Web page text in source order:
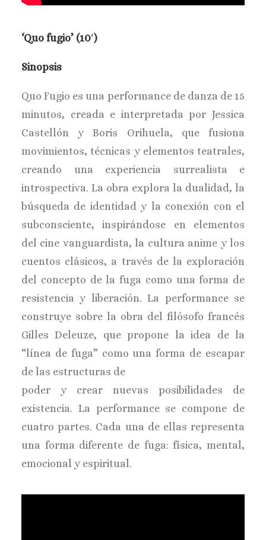
‘Quo fugio’ (10′)
Sinopsis
Quo Fugio es una performance de danza de 15
minutos, creada e interpretada por Jessica
Castellón y Boris Orihuela, que fusiona
movimientos, técnicas y elementos teatrales,
creando una experiencia surrealista e
introspectiva. La obra explora la dualidad, la
búsqueda de identidad y la conexión con el
subconsciente, inspirándose en elementos
del cine vanguardista, la cultura anime y los
cuentos clásicos, a través de la exploración
del concepto de la fuga como una forma de
resistencia y liberación. La performance se
construye sobre la obra del filósofo francés
Gilles Deleuze, que propone la idea de la
“línea de fuga” como una forma de escapar
de las estructuras de
poder y crear nuevas posibilidades de
existencia. La performance se compone de
cuatro partes. Cada una de ellas representa
una forma diferente de fuga: física, mental,
emocional y espiritual.